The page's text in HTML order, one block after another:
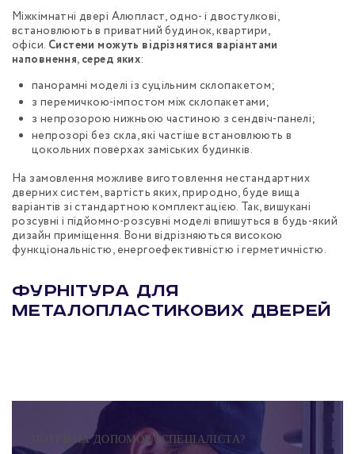
Міжкімнатні двері Алюпласт, одно- і двостулкові,
встановлюють в приватний будинок, квартири,
офіси. Системи можуть відрізнятися варіантами
наповнення, серед яких:
панорамні моделі із суцільним склопакетом;
з перемичкою-імпостом між склопакетами;
з непрозорою нижньою частиною з сендвіч-панелі;
непрозорі без скла, які частіше встановлюють в
цокольних поверхах заміських будинків.
На замовлення можливе виготовлення нестандартних
дверних систем, вартість яких, природно, буде вища
варіантів зі стандартною комплектацією. Так, вишукані
розсувні і підйомно-розсувні моделі впишуться в будь-який
дизайн приміщення. Вони відрізняються високою
функціональністю, енергоефективністю і герметичністю.
Фурнітура для
металопластикових дверей
ПОТРІБНА ДОПОМОГА СПЕЦІАЛІСТА?